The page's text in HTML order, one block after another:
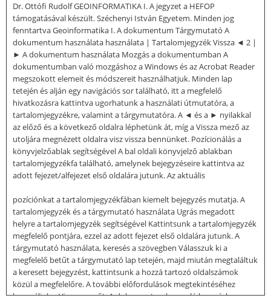
Dr. Ottófi Rudolf GEOINFORMATIKA I. A jegyzet a HEFOP
támogatásával készült. Széchenyi István Egyetem. Minden jog
fenntartva Geoinformatika I. A dokumentum Tárgymutató A
dokumentum használata használata | Tartalomjegyzék Vissza ◄ 2 |
► A dokumentum használata Mozgás a dokumentumban A
dokumentumban való mozgáshoz a Windows és az Acrobat Reader
megszokott elemeit és módszereit használhatjuk. Minden lap
tetején és alján egy navigációs sor található, itt a megfelelő
hivatkozásra kattintva ugorhatunk a használati útmutatóra, a
tartalomjegyzékre, valamint a tárgymutatóra. A ◄ és a ► nyilakkal
az előző és a következő oldalra léphetünk át, míg a Vissza mező az
utoljára megnézett oldalra visz vissza bennünket. Pozícionálás a
könyvjelzőablak segítségével A bal oldali könyvjelző ablakban
tartalomjegyzékfa található, amelynek bejegyzéseire kattintva az
adott fejezet/alfejezet első oldalára jutunk. Az aktuális
pozíciónkat a tartalomjegyzékfában kiemelt bejegyzés mutatja. A
tartalomjegyzék és a tárgymutató használata Ugrás megadott
helyre a tartalomjegyzék segítségével Kattintsunk a tartalomjegyzék
megfelelő pontjára, ezzel az adott fejezet első oldalára jutunk. A
tárgymutató használata, keresés a szövegben Válasszuk ki a
megfelelő betűt a tárgymutató lap tetején, majd miután megtaláltuk
a keresett bejegyzést, kattintsunk a hozzá tartozó oldalszámok
közül a megfelelőre. A további előfordulások megtekintéséhez
használjuk a Vissza mezőt. A dokumentumban való kereséshez